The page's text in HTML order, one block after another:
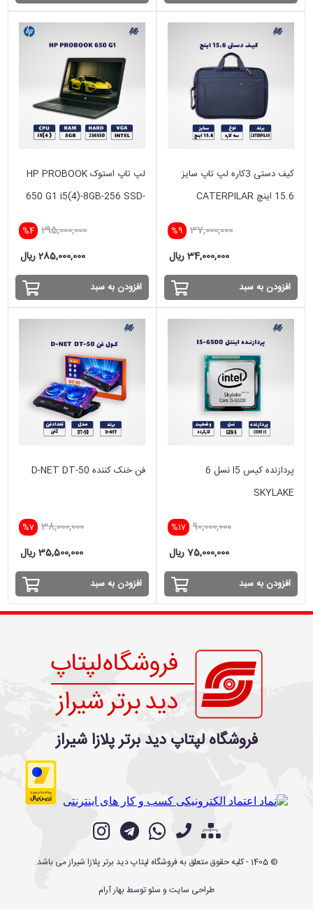
کیف دستی 3کاره لپ تاپ سایز
15.6 اینچ CATERPILAR
%9 37,000,000
34,000,000 ریال
افزودن به سبد
لپ تاپ استوک HP PROBOOK
650 G1 i5(4)-8GB-256 SSD-
%4 295,000,000
285,000,000 ریال
افزودن به سبد
پردازنده کیس I5 نسل 6
SKYLAKE
%17 90,000,000
75,000,000 ریال
افزودن به سبد
فن خنک کننده D-NET DT-50
%7 38,000,000
35,500,000 ریال
افزودن به سبد
فروشگاه لپتاپ دید برتر پلازا شیراز
©
1405- کلیه حقوق متعلق بهفروشگاه لپتاپ دید برتر پلازا شیرازمی باشد.
طراحی سایت و سئوتوسطبهار آرام